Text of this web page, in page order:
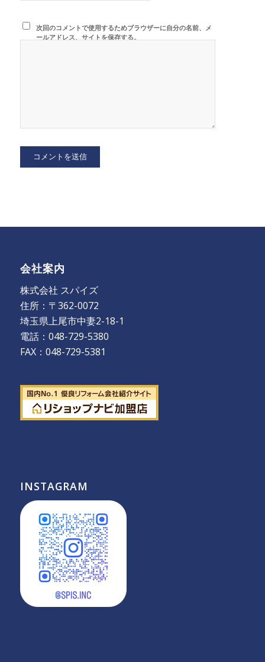
次回のコメントで使用するためブラウザーに自分の名前、メ
ールアドレス、サイトを保存する。
会社案内
株式会社 スパイズ
住所：〒362-0072
埼玉県上尾市中妻2-18-1
電話：048-729-5380
FAX：048-729-5381
INSTAGRAM